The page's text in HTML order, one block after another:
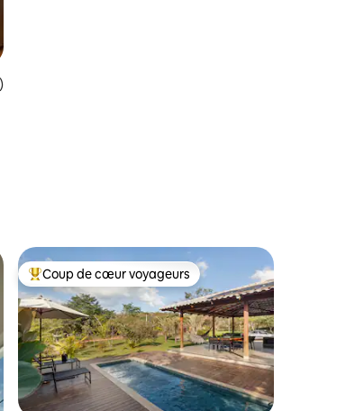
sur 5
moyenne sur la base de 40 commentaires : 4,98 sur 5
Coups de cœur voyageurs les plus appréciés
Coup de cœur voyageurs